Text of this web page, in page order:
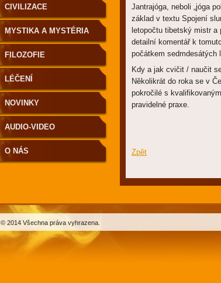
Jantrajóga, neboli „jóga
základ v textu Spojení
letopočtu tibetský mistr a
detailní komentář k
počátkem sedmdesátých
Kdy a jak cvičit / naučit
Několikrát do roka se v
pokročilé s
pravidelné praxe.
Zpět
CIVILIZACE
MYSTIKA A MYSTÉRIA
FILOZOFIE
LÉČENÍ
NOVINKY
AUDIO-VIDEO
O NÁS
© 2014 Všechna práva vyhrazena.